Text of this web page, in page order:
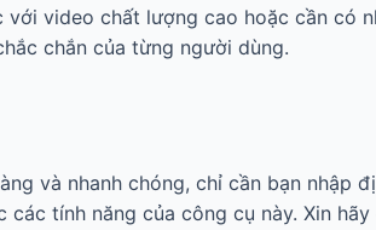
video chất lượng cao hoặc cần có
chắn của từng người dùng.
và nhanh chóng, chỉ cần bạn nhập
tính năng của công cụ này. Xin